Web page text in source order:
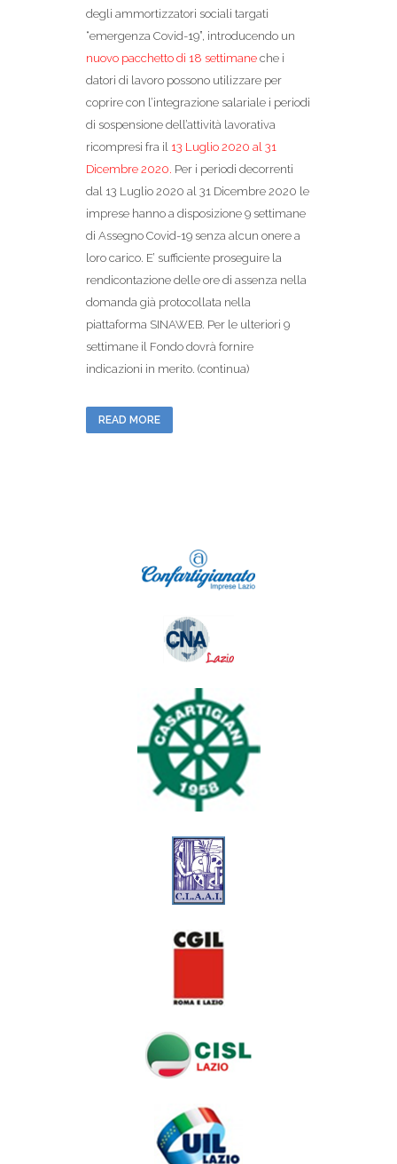
degli ammortizzatori sociali targati
“emergenza Covid-19”, introducendo un
nuovo pacchetto di 18 settimane che i
datori di lavoro possono utilizzare per
coprire con l’integrazione salariale i periodi
di sospensione dell’attività lavorativa
ricompresi fra il 13 Luglio 2020 al 31
Dicembre 2020. Per i periodi decorrenti
dal 13 Luglio 2020 al 31 Dicembre 2020 le
imprese hanno a disposizione 9 settimane
di Assegno Covid-19 senza alcun onere a
loro carico. E’ sufficiente proseguire la
rendicontazione delle ore di assenza nella
domanda già protocollata nella
piattaforma SINAWEB. Per le ulteriori 9
settimane il Fondo dovrà fornire
indicazioni in merito. (continua)
READ MORE